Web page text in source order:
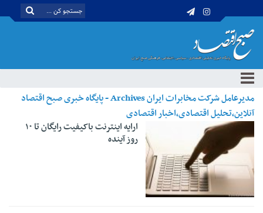
مدیرعامل شرکت مخابرات ایران Archives - پایگاه خبری صبح اقتصاد
آنلاین،تحلیل اقتصادی،اخبار اقتصادی
ارایه اینترنت باکیفیت رایگان تا ۱۰
روز آینده